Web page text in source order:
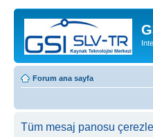
Forum ana sayfa
Tüm mesaj panosu